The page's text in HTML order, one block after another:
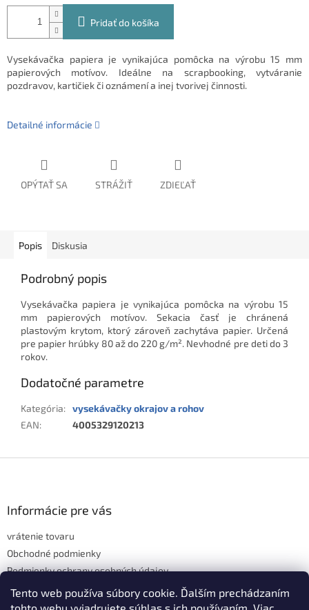
Tento web používa súbory cookie. Ďalším prechádzaním
Pridať do košíka
Vysekávačka papiera je vynikajúca pomôcka na výrobu 15 mm
papierových motívov. Ideálne na scrapbooking, vytváranie
pozdravov, kartičiek či oznámení a inej tvorivej činnosti.
Detailné informácie
OPÝTAŤ SA STRÁŽIŤ ZDIEĽAŤ
Popis Diskusia
Podrobný popis
Vysekávačka papiera je vynikajúca pomôcka na výrobu 15
mm papierových motívov. Sekacia časť je chránená
plastovým krytom, ktorý zároveň zachytáva papier. Určená
pre papier hrúbky 80 až do 220 g/m². Nevhodné pre deti do 3
rokov.
Dodatočné parametre
Kategória: vysekávačky okrajov a rohov
EAN: 4005329120213
Informácie pre vás
vrátenie tovaru
Obchodné podmienky
Podmienky ochrany osobných údajov
Hodnotenie obchodu